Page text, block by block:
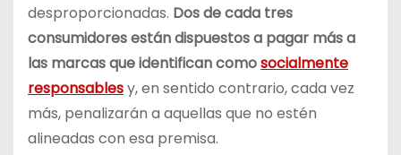
desproporcionadas. Dos de cada tres
consumidores están dispuestos a pagar más a
las marcas que identifican comosocialmente
responsablesy, en sentido contrario, cada vez
más, penalizarán a aquellas que no estén
alineadas con esa premisa.